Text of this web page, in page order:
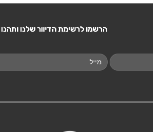
הרשמו לרשימת הדיוור שלנו